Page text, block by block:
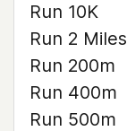
Run 10K
Run 2 Miles
Run 200m
Run 400m
Run 500m